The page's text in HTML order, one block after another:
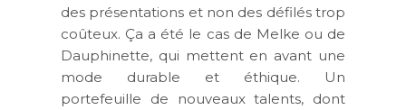
des présentations et non des défilés trop
coûteux. Ça a été le cas de Melke ou de
Dauphinette, qui mettent en avant une
mode durable et éthique. Un
portefeuille de nouveaux talents, dont